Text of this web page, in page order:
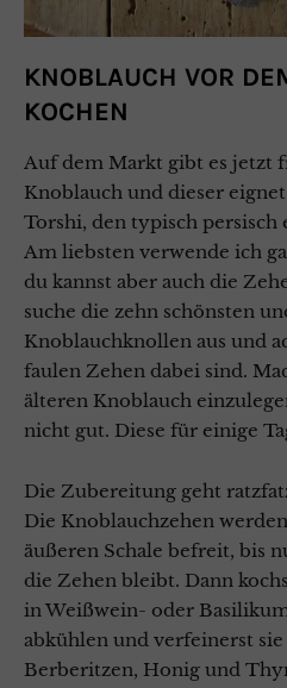
KNOBLAUCH VOR
KOCHEN
Auf dem Markt gibt es jetzt
Knoblauch und dieser
Torshi, den typisch persisch
Am liebsten verwende ich
du kannst aber auch die
suche die zehn schönsten
Knoblauchknollen aus und
faulen Zehen dabei sind.
älteren Knoblauch
nicht gut. Diese für einige
Die Zubereitung geht
Die Knoblauchzehen
äußeren Schale befreit, bis
die Zehen bleibt. Dann
in Weißwein- oder
abkühlen und verfeinerst
Berberitzen, Honig und